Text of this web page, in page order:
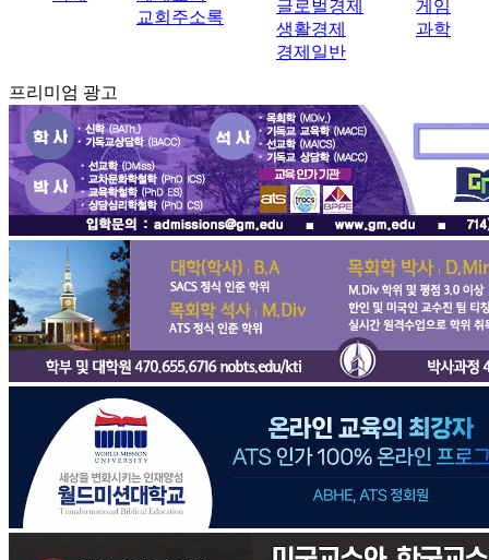
교회주소록
글로벌경제
생활경제
경제일반
게임
과학
프리미엄 광고